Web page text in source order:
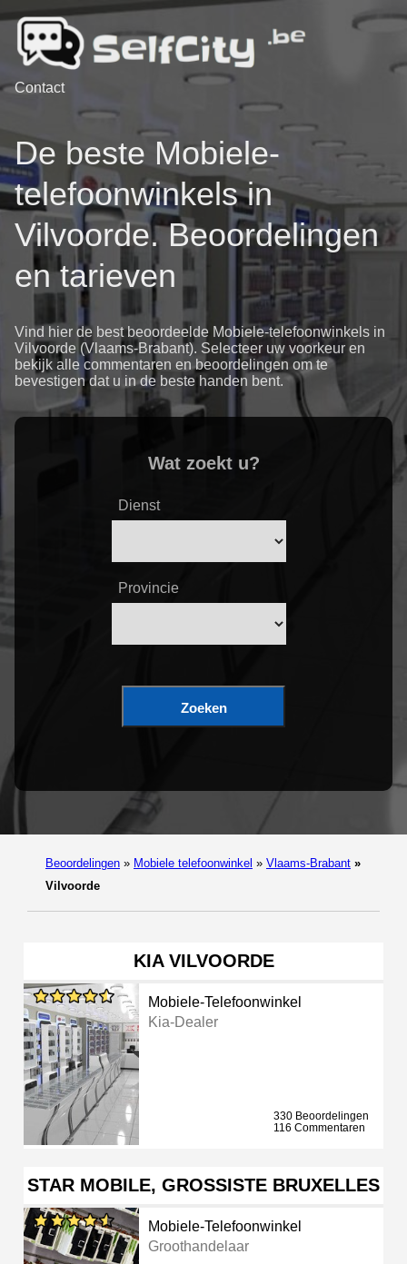
Contact
De beste Mobiele-
telefoonwinkels in
Vilvoorde. Beoordelingen
en tarieven
Vind hier de best beoordeelde Mobiele-telefoonwinkels in
Vilvoorde (Vlaams-Brabant). Selecteer uw voorkeur en
bekijk alle commentaren en beoordelingen om te
bevestigen dat u in de beste handen bent.
Wat zoekt u?
Dienst
Provincie
Zoeken
Beoordelingen » Mobiele telefoonwinkel » Vlaams-Brabant »
Vilvoorde
KIA VILVOORDE
Mobiele-Telefoonwinkel
Kia-Dealer
330 Beoordelingen
116 Commentaren
STAR MOBILE, GROSSISTE BRUXELLES
Mobiele-Telefoonwinkel
Groothandelaar